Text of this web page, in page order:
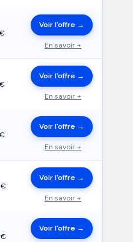
Voir l'offre →
En savoir +
Voir l'offre →
En savoir +
Voir l'offre →
En savoir +
Voir l'offre →
En savoir +
Voir l'offre →